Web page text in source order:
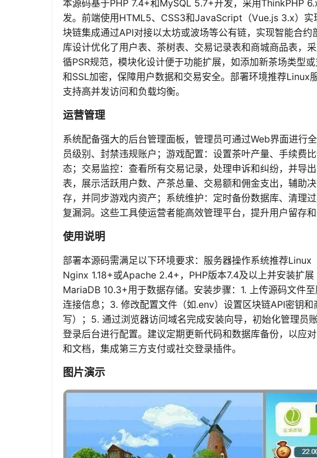
本源码基于PHP 7.4+和MySQL 5.7+开发，采用ThinkPHP
发。前端使用HTML5、CSS3和JavaScript（Vue.js 3.x）
块链集成通过API对接以太坊或波场等公有链，实现智能合
库设计优化了用户表、茶树表、交易记录表和商城商品表，
循PSR规范，模块化设计便于功能扩展，如添加新茶场类型
和SSL加密，保障用户数据和交易安全。部署环境推荐
支持高并发访问和负载均衡。
运营管理
系统配备强大的后台管理面板，管理员可通过Web界面进行
员级别、封禁违规账户；游戏配置：设置茶叶产量、手续费
态；交易监控：查看所有交易记录，处理申诉和纠纷，并导
表，展示活跃用户数、产茶总量、交易额和佣金支出，辅助
存，并同步游戏内资产；系统维护：定时备份数据库、清理
复漏洞。这些工具使运营者能高效管理平台，提升用户留存和
使用说明
部署本源码需满足以下环境要求：服务器操作系统推荐
Nginx 1.18+或Apache 2.4+，PHP版本7.4及以上并安装扩
MariaDB 10.3+用于数据存储。安装步骤：1. 上传源码文件
连接信息；3. 修改配置文件（如.env）设置区块链API密钥
写）；5. 通过浏览器访问域名完成安装向导，初始化管理员
登录后台进行配置。建议定期更新代码和数据库备份，以应
和文档，集成第三方支付或社交登录插件。
图片演示